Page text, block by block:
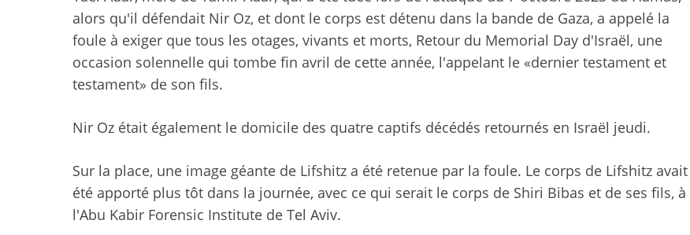
alors qu'il défendait Nir Oz, et dont le corps est détenu dans la bande de Gaza, a appelé la
foule à exiger que tous les otages, vivants et morts, Retour du Memorial Day d'Israël, une
occasion solennelle qui tombe fin avril de cette année, l'appelant le «dernier testament et
testament» de son fils.
Nir Oz était également le domicile des quatre captifs décédés retournés en Israël jeudi.
Sur la place, une image géante de Lifshitz a été retenue par la foule. Le corps de Lifshitz avait
été apporté plus tôt dans la journée, avec ce qui serait le corps de Shiri Bibas et de ses fils, à
l'Abu Kabir Forensic Institute de Tel Aviv.